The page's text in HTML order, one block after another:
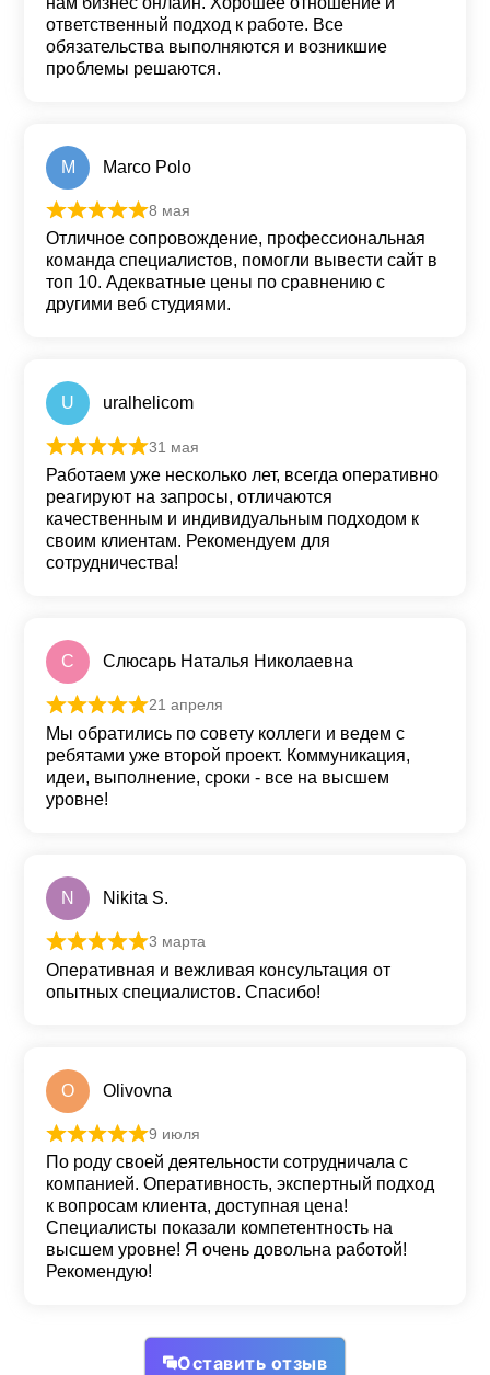
ответственный подход к работе. Все
обязательства выполняются и возникшие
проблемы решаются.
M Marco Polo
Оценка
8 мая
Отличное сопровождение, профессиональная
команда специалистов, помогли вывести сайт в
топ 10. Адекватные цены по сравнению с
другими веб студиями.
U uralhelicom
Оценка
31 мая
Работаем уже несколько лет, всегда оперативно
реагируют на запросы, отличаются
качественным и индивидуальным подходом к
своим клиентам. Рекомендуем для
сотрудничества!
С Слюсарь Наталья Николаевна
Оценка из 5
21 апреля
Мы обратились по совету коллеги и ведем с
ребятами уже второй проект. Коммуникация,
идеи, выполнение, сроки - все на высшем
уровне!
N Nikita S.
Оценка из 5
3 марта
Оперативная и вежливая консультация от
опытных специалистов. Спасибо!
O Olivovna
Оценка
9 июля
По роду своей деятельности сотрудничала с
компанией. Оперативность, экспертный подход
к вопросам клиента, доступная цена!
Специалисты показали компетентность на
высшем уровне! Я очень довольна работой!
Рекомендую!
Оставить отзыв